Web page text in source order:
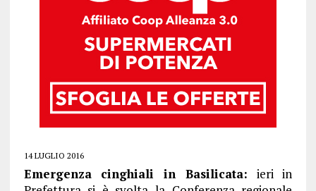
14 LUGLIO 2016
Emergenza cinghiali in Basilicata: ieri in